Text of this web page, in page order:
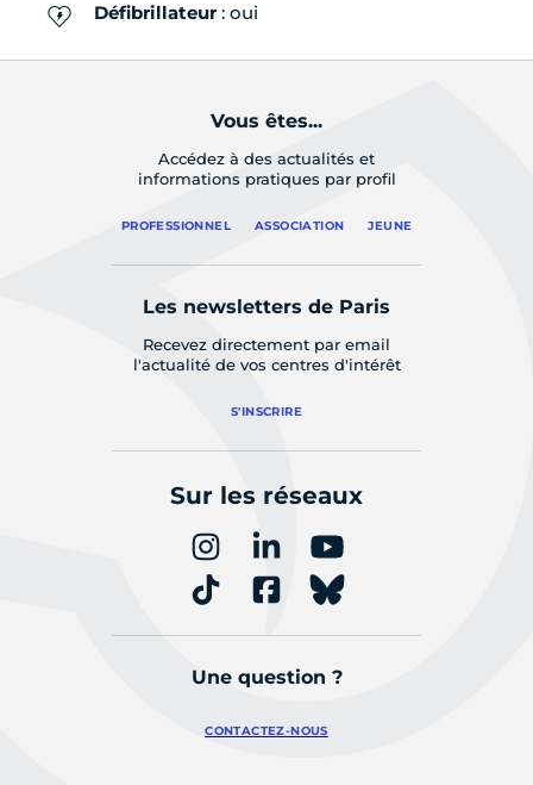
Défibrillateur: oui
Vous êtes...
Accédez à des actualités et
informations pratiques par profil
PROFESSIONNEL ASSOCIATION JEUNE
Les newsletters de Paris
Recevez directement par email
l'actualité de vos centres d'intérêt
S'INSCRIRE
Sur les réseaux
Une question ?
CONTACTEZ-NOUS